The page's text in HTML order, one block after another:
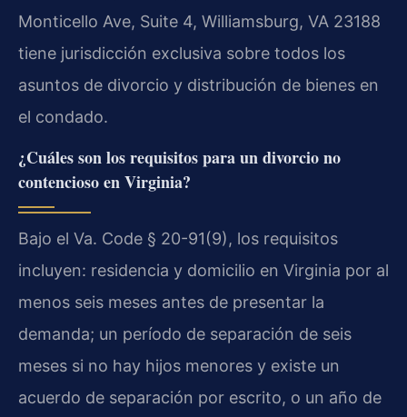
Monticello Ave, Suite 4, Williamsburg, VA 23188
tiene jurisdicción exclusiva sobre todos los
asuntos de divorcio y distribución de bienes en
el condado.
¿Cuáles son los requisitos para un divorcio no
contencioso en Virginia?
Bajo el Va. Code § 20-91(9), los requisitos
incluyen: residencia y domicilio en Virginia por al
menos seis meses antes de presentar la
demanda; un período de separación de seis
meses si no hay hijos menores y existe un
acuerdo de separación por escrito, o un año de